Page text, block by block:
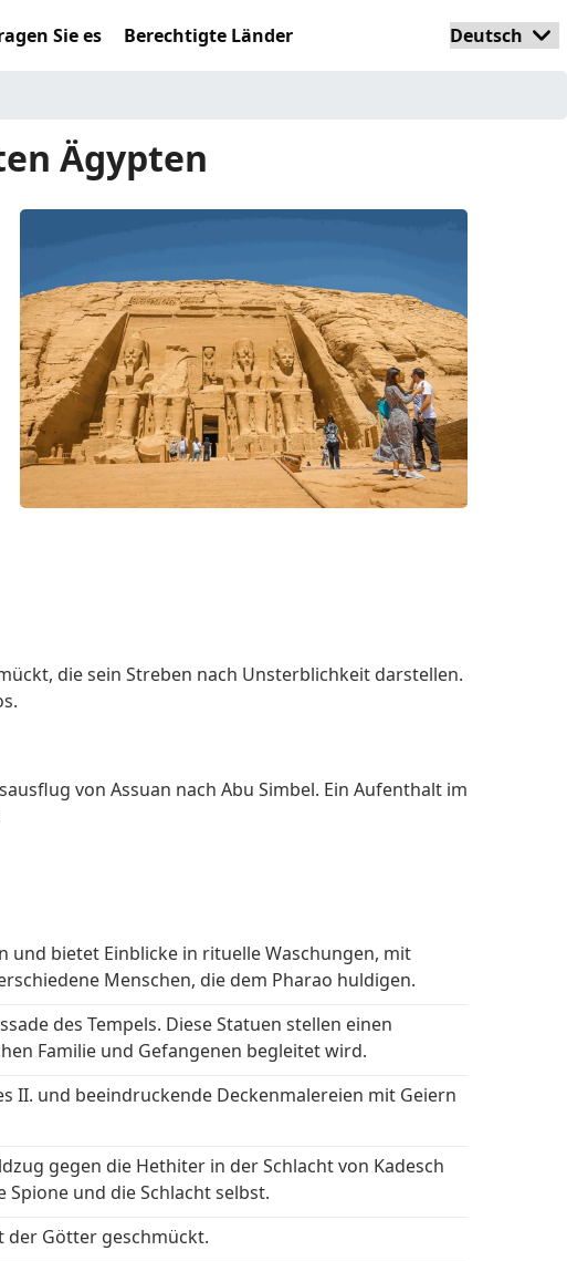
Sie es Berechtigte Länder
Ägypten
die sein Streben nach Unsterblichkeit darstellen.
von Assuan nach Abu Simbel. Ein Aufenthalt im
bietet Einblicke in rituelle Waschungen, mit
Menschen, die dem Pharao huldigen.
des Tempels. Diese Statuen stellen einen
Familie und Gefangenen begleitet wird.
II. und beeindruckende Deckenmalereien mit Geiern
gegen die Hethiter in der Schlacht von Kadesch
und die Schlacht selbst.
der Götter geschmückt.